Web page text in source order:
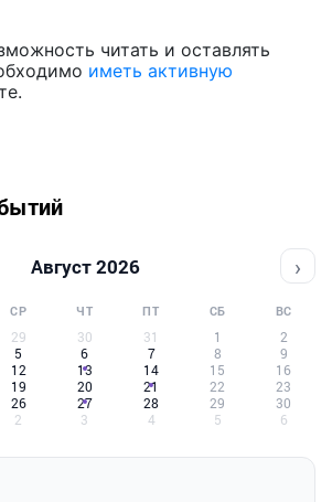
читать и оставлять
иметь активную
Август 2026 ›
СР ЧТ ПТ СБ ВС
29 30 31 1
2
5 6 7 8
9
12 13 14 15
16
19 20 21 22
23
26 27 28 29
30
2 3 4 5 6